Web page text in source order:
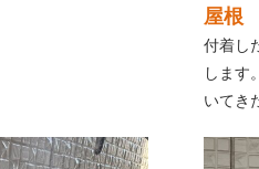
屋根
付着し
します
いてき